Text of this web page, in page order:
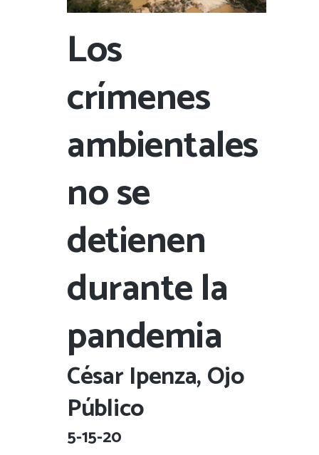
Los
crímenes
ambientales
no se
detienen
durante la
pandemia
César Ipenza, Ojo
Público
5-15-20